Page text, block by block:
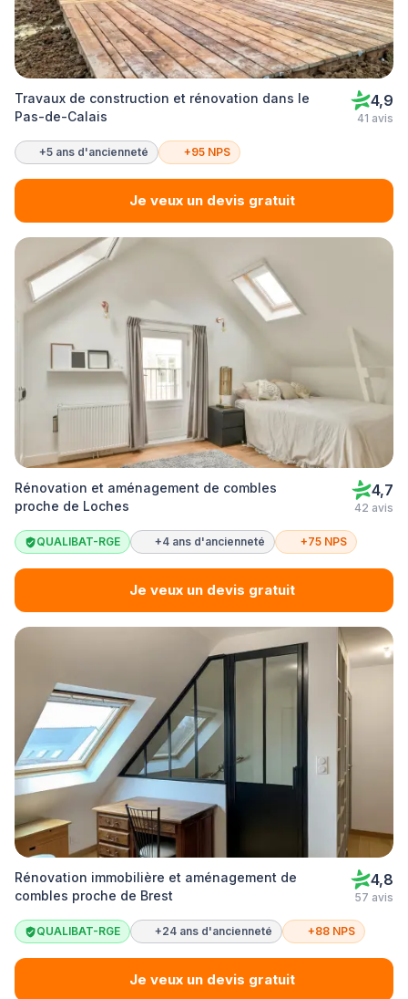
Travaux de construction et rénovation dans le
Pas-de-Calais
4,9
41 avis
+5 ans d'ancienneté +95 NPS
Je veux un devis gratuit
Rénovation et aménagement de combles
proche de Loches
4,7
42 avis
QUALIBAT-RGE +4 ans d'ancienneté +75 NPS
Je veux un devis gratuit
Rénovation immobilière et aménagement de
combles proche de Brest
4,8
57 avis
QUALIBAT-RGE +24 ans d'ancienneté +88 NPS
Je veux un devis gratuit